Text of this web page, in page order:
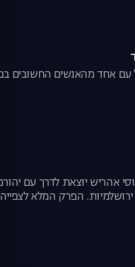
עם אחד מהאנשים החשובים
אהריש יוצאת לדרך עם
הפרק המלא